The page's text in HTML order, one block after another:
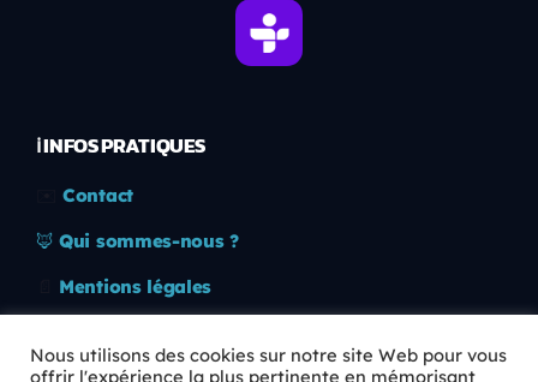
ℹ️ INFOS PRATIQUES
Contact
🦊 Qui sommes-nous ?
Mentions légales
Nous utilisons des cookies sur notre site Web pour vous
offrir l'expérience la plus pertinente en mémorisant